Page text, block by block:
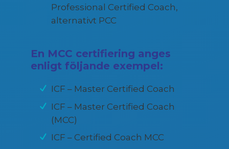
Professional Certified Coach,
alternativt PCC
En MCC certifiering anges
enligt följande exempel:
ICF – Master Certified Coach
ICF – Master Certified Coach
(MCC)
ICF – Certified Coach MCC